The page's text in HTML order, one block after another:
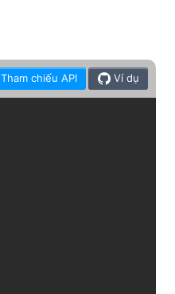
Tham chiếu API Ví dụ